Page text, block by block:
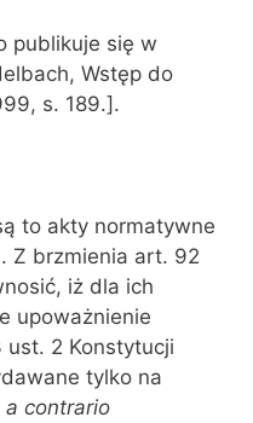
publikuje się w
Wstęp do
s. 189.].
to akty normatywne
Z brzmienia art. 92
iż dla ich
upoważnienie
2 Konstytucji
tylko na
a contrario